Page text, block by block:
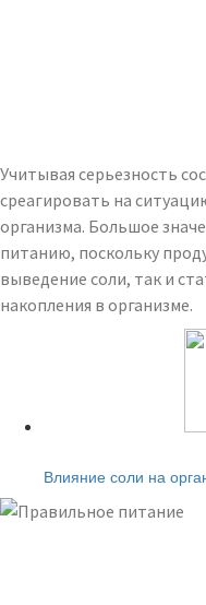
Учитывая серьезность
среагировать на
организма. Большое
питанию, поскольку
выведение соли, так и
накопления в организме.
Влияние соли на